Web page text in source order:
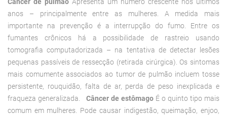
anos – principalmente entre as mulheres. A medida mais
importante na prevenção é a interrupção do fumo. Entre os
fumantes crônicos há a possibilidade de rastreio usando
tomografia computadorizada – na tentativa de detectar lesões
pequenas passíveis de ressecção (retirada cirúrgica). Os sintomas
mais comumente associados ao tumor de pulmão incluem tosse
persistente, rouquidão, falta de ar, perda de peso inexplicada e
fraqueza generalizada. Câncer de estômago É o quinto tipo mais
comum em mulheres. Pode causar indigestão, queimação, enjoo,